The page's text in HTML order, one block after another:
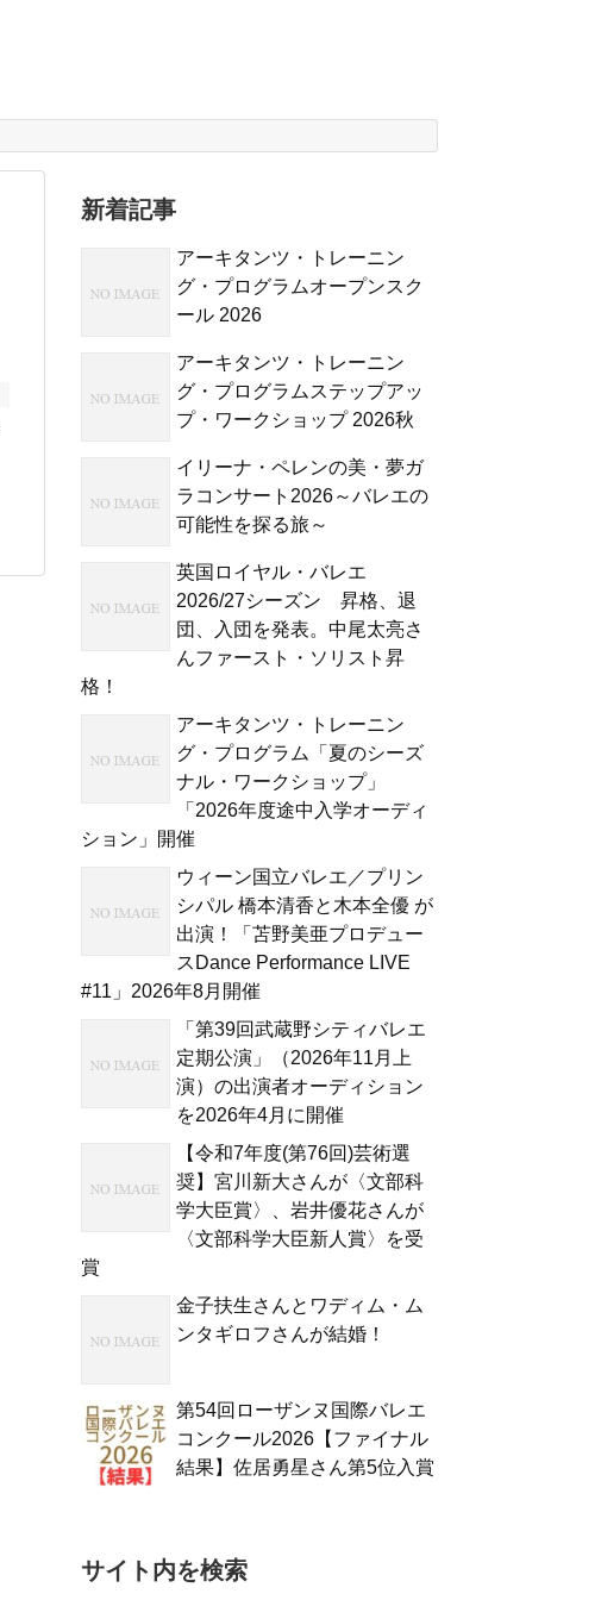
新着記事
アーキタンツ・トレーニン
グ・プログラムオープンスク
ール 2026
アーキタンツ・トレーニン
グ・プログラムステップアッ
プ・ワークショップ 2026秋
イリーナ・ペレンの美・夢ガ
ラコンサート2026～バレエの
可能性を探る旅～
英国ロイヤル・バレエ
2026/27シーズン 昇格、退
団、入団を発表。中尾太亮さ
んファースト・ソリスト昇
格！
アーキタンツ・トレーニン
グ・プログラム「夏のシーズ
ナル・ワークショップ」
「2026年度途中入学オーディ
ション」開催
ウィーン国立バレエ／プリン
シパル 橋本清香と木本全優 が
出演！「苫野美亜プロデュー
スDance Performance LIVE
#11」2026年8月開催
「第39回武蔵野シティバレエ
定期公演」（2026年11月上
演）の出演者オーディション
を2026年4月に開催
【令和7年度(第76回)芸術選
奨】宮川新大さんが〈文部科
学大臣賞〉、岩井優花さんが
〈文部科学大臣新人賞〉を受
賞
金子扶生さんとワディム・ム
ンタギロフさんが結婚！
第54回ローザンヌ国際バレエ
コンクール2026【ファイナル
結果】佐居勇星さん第5位入賞
サイト内を検索